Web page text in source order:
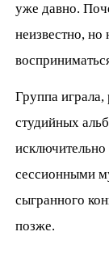
уже давно.
неизвестно,
Группа играла,
студийных
сессионными
сыгранного
позже.